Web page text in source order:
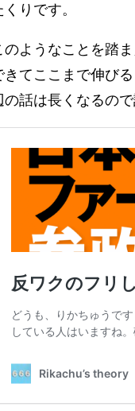
くりです。
のようなことを踏
きてここまで伸び
の話は長くなるの